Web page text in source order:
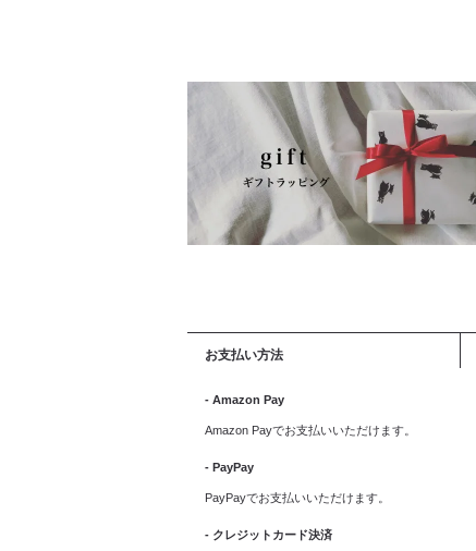
お支払い方法
- Amazon Pay
Amazon Payでお支払いいただけます。
- PayPay
PayPayでお支払いいただけます。
- クレジットカード決済